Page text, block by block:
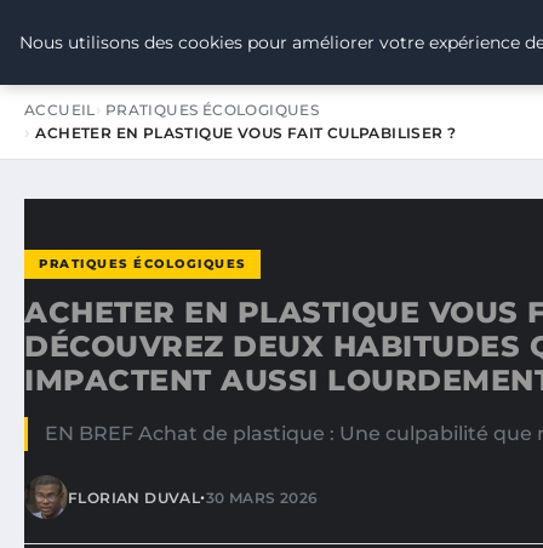
TOUR DE FRANCE POUR LE
ACCUEIL
PRATIQUES ÉCOLOGIQUES
ACHETER EN PLASTIQUE VOUS FAIT CULPABILISER ?
PRATIQUES ÉCOLOGIQUES
ACHETER EN PLASTIQUE VOUS
DÉCOUVREZ DEUX HABITUDES
IMPACTENT AUSSI
EN BREF Achat de plastique : Une culpabilité
FLORIAN DUVAL•30 MARS 2026
Nous utilisons des cookies pour améliorer votre expérience